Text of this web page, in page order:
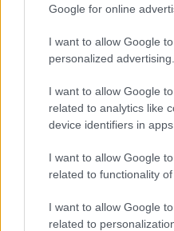
Google for online
I want to allow Google
personalized advertising.
I want to allow Google
related to analytics like
device identifiers in apps.
I want to allow Google
related to functionality
I want to allow Google
related to
equilibrio
Matteo Pellegrino · 7 Ago 2026